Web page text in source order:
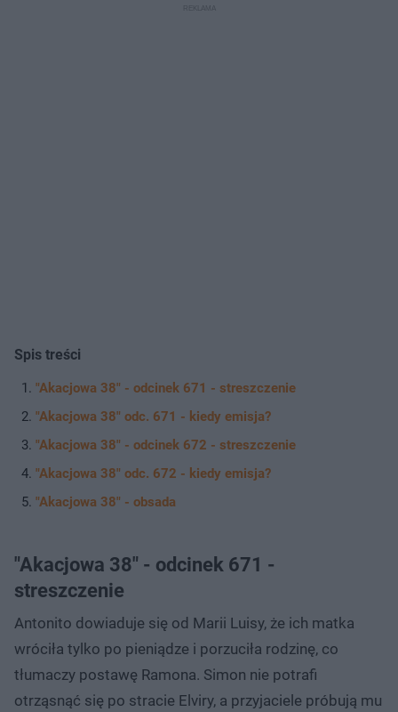
Spis treści
"Akacjowa 38" - odcinek 671 - streszczenie
"Akacjowa 38" odc. 671 - kiedy emisja?
"Akacjowa 38" - odcinek 672 - streszczenie
"Akacjowa 38" odc. 672 - kiedy emisja?
"Akacjowa 38" - obsada
"Akacjowa 38" - odcinek 671 -
streszczenie
Antonito dowiaduje się od Marii Luisy, że ich matka
wróciła tylko po pieniądze i porzuciła rodzinę, co
tłumaczy postawę Ramona. Simon nie potrafi
otrząsnąć się po stracie Elviry, a przyjaciele próbują mu